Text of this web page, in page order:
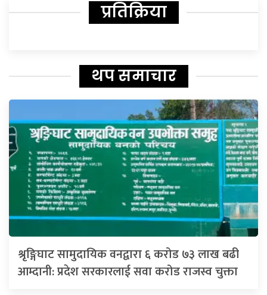
प्रतिक्रिया
थप समाचार
श्रृङ्गिघाट सामुदायिक वनद्वारा ६ करोड ७३ लाख बढी
आम्दानी: प्रदेश सरकारलाई सवा करोड राजस्व चुक्ता